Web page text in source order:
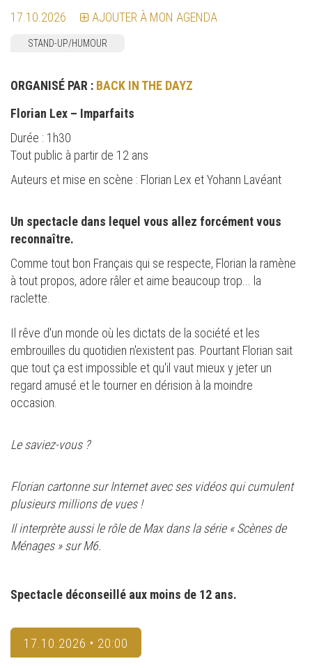
17.10.2026 AJOUTER À MON AGENDA
STAND-UP/HUMOUR
ORGANISÉ PAR : BACK IN THE DAYZ
Florian Lex – Imparfaits
Durée : 1h30
Tout public à partir de 12 ans
Auteurs et mise en scène : Florian Lex et Yohann Lavéant
Un spectacle dans lequel vous allez forcément vous
reconnaître.
Comme tout bon Français qui se respecte, Florian la ramène
à tout propos, adore râler et aime beaucoup trop... la
raclette.
Il rêve d'un monde où les dictats de la société et les
embrouilles du quotidien n'existent pas. Pourtant Florian sait
que tout ça est impossible et qu'il vaut mieux y jeter un
regard amusé et le tourner en dérision à la moindre
occasion.
Le saviez-vous ?
Florian cartonne sur Internet avec ses vidéos qui cumulent
plusieurs millions de vues !
Il interprète aussi le rôle de Max dans la série « Scènes de
Ménages » sur M6.
Spectacle déconseillé aux moins de 12 ans.
17.10.2026 • 20:00